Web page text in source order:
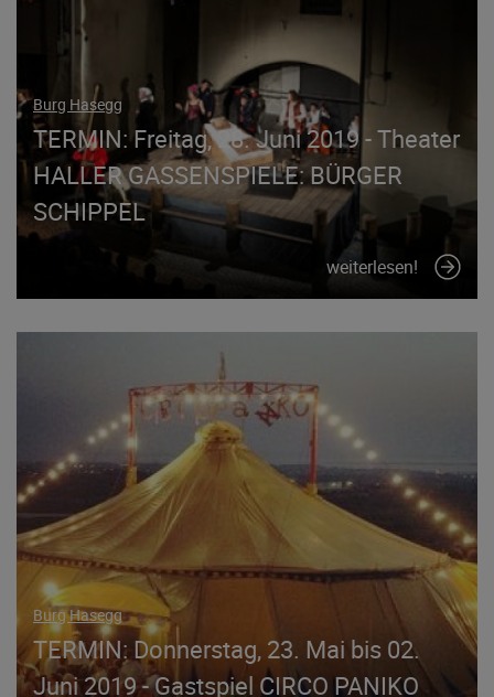
Burg Hasegg
TERMIN: Freitag, 28. Juni 2019 - Theater
HALLER GASSENSPIELE: BÜRGER
SCHIPPEL
weiterlesen!
Burg Hasegg
TERMIN: Donnerstag, 23. Mai bis 02.
Juni 2019 - Gastspiel CIRCO PANIKO